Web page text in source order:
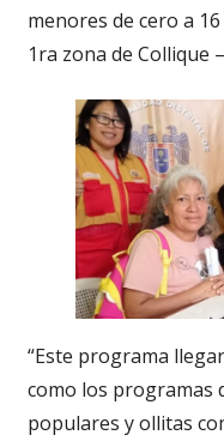
menores de cero a
1ra zona de Collique
“Este programa
como los programas
populares y ollitas